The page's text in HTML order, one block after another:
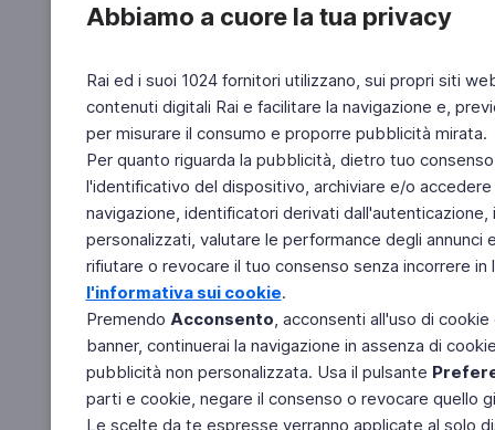
Abbiamo a cuore la tua privacy
Rai ed i suoi 1024 fornitori utilizzano, sui propri siti
contenuti digitali Rai e facilitare la navigazione e,
per misurare il consumo e proporre pubblicità mirata.
Per quanto riguarda la pubblicità, dietro tuo
l'identificativo del dispositivo, archiviare e/o
navigazione, identificatori derivati
personalizzati, valutare le performance degli
rifiutare o revocare il tuo consenso senza incorrere
l'informativa sui cookie.
Premendo Acconsento, acconsenti all'uso di
banner, continuerai la navigazione in assenza di
pubblicità non personalizzata. Usa il pulsante
parti e cookie, negare il consenso o revocare quello
Le scelte da te espresse verranno applicate al solo